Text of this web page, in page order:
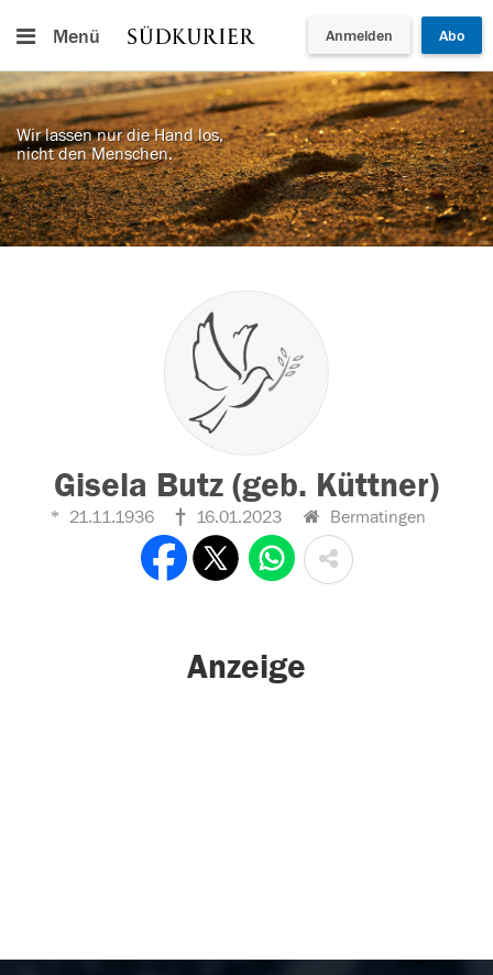
Menü Anmelden Abo
Wir lassen nur die Hand los,
nicht den Menschen.
Gisela Butz (geb. Küttner)
21.11.1936 16.01.2023 Bermatingen
Anzeige